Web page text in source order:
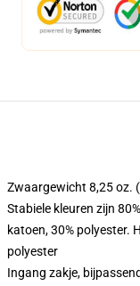
Zwaargewicht 8,25 oz.
Stabiele kleuren zijn
katoen, 30% polyester.
polyester
Ingang zakje,